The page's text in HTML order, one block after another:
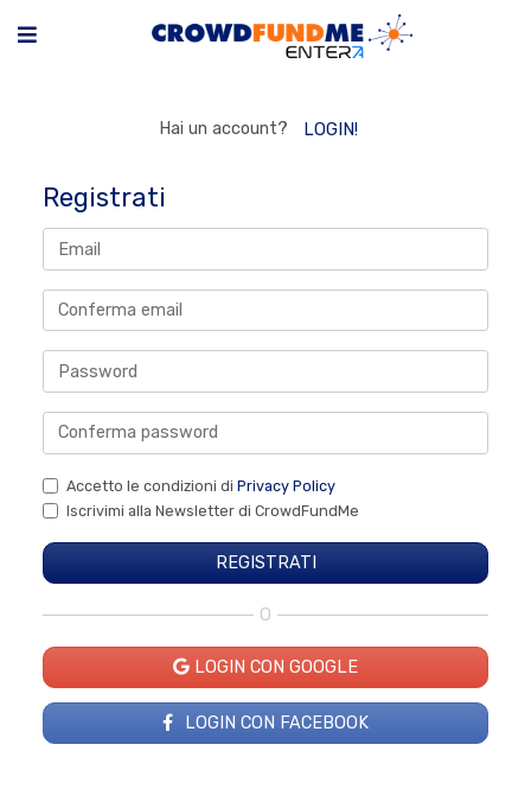
Hai un account? LOGIN!
Registrati
Accetto le condizioni di Privacy Policy
Iscrivimi alla Newsletter di CrowdFundMe
O
LOGIN CON GOOGLE
LOGIN CON FACEBOOK